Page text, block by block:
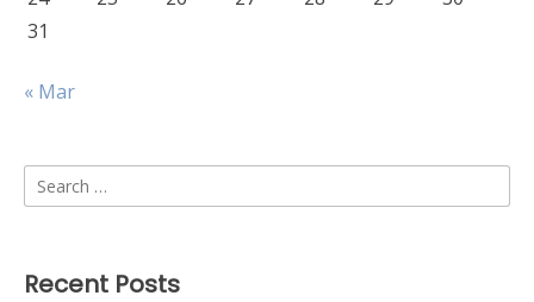
31
« Mar
Search
for:
Recent Posts